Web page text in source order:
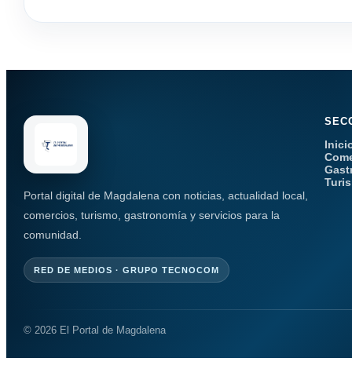
Portal digital de Magdalena con noticias, actualidad local,
comercios, turismo, gastronomía y servicios para la
comunidad.
RED DE MEDIOS · GRUPO TECNOCOM
© 2026 El Portal de Magdalena